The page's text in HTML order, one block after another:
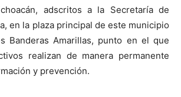
adscritos a la Secretaría de
en la plaza principal de este municipio
Banderas Amarillas, punto en el que
realizan de manera permanente
y prevención.